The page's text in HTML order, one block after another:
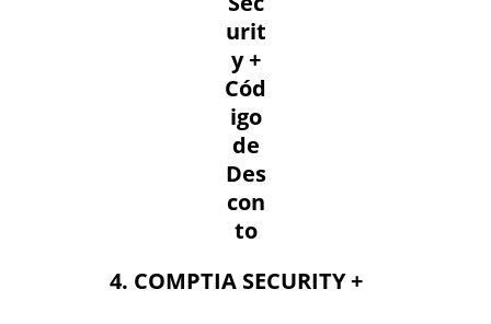
4. COMPTIA SECURITY +